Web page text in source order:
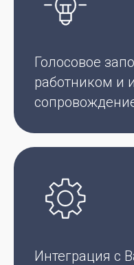
Голосовое
работником и
Интеграция с